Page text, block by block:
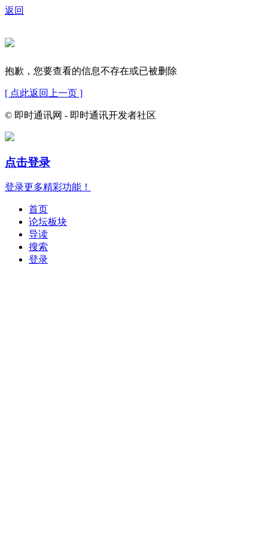
返回
抱歉，您要查看的信息不存在或已被删除
[ 点此返回上一页 ]
© 即时通讯网 - 即时通讯开发者社区
点击登录
登录更多精彩功能！
首页
论坛板块
导读
搜索
登录